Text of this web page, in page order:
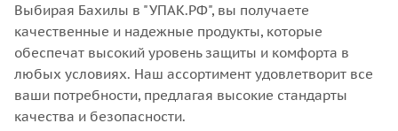
Выбирая Бахилы в "УПАК.РФ", вы получаете
качественные и надежные продукты, которые
обеспечат высокий уровень защиты и комфорта в
любых условиях. Наш ассортимент удовлетворит все
ваши потребности, предлагая высокие стандарты
качества и безопасности.